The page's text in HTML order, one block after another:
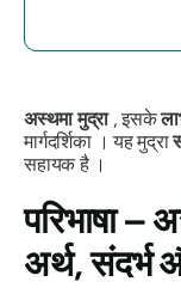
अस्थमा मुद्रा, इसके
मार्गदर्शिका । यहमुद्रा
सहायक है ।
परिभाषा –
अर्थ, संदर्भ